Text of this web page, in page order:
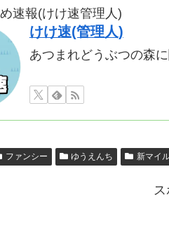
速報(けけ速管理人)
けけ速(管理人)
あつまれどうぶつの森
ファンシー ゆうえんち 新マイ